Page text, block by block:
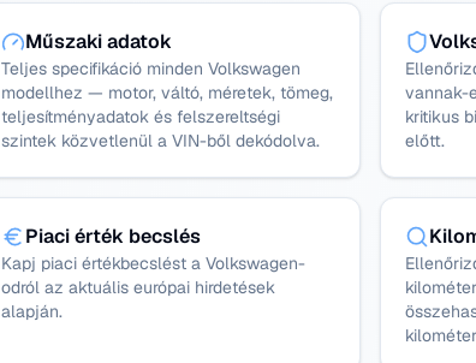
Műszaki adatok
Teljes specifikáció minden Volkswagen
modellhez — motor, váltó, méretek, tömeg,
teljesítményadatok és felszereltségi
szintek közvetlenül a VIN-ből dekódolva.
vannak-
kritikus
előtt.
Piaci érték becslés
Kapj piaci értékbecslést a Volkswagen-
odról az aktuális európai hirdetések
alapján.